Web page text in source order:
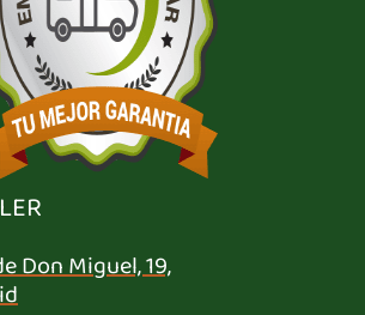
Don Miguel, 19,